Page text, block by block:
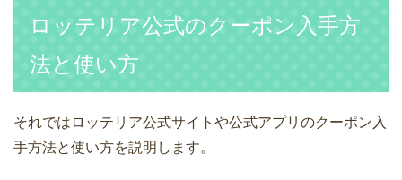
ロッテリア公式のクーポン入手方
法と使い方
それではロッテリア公式サイトや公式アプリのクーポン入
手方法と使い方を説明します。